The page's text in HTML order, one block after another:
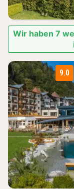
Wir haben 7
9.0